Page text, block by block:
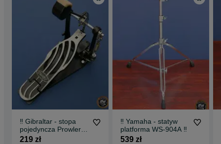
‼️ Gibraltar - stopa
pojedyncza Prowler
5611 ‼️
219 zł
‼️ Yamaha - statyw
platforma WS-904A ‼️
539 zł